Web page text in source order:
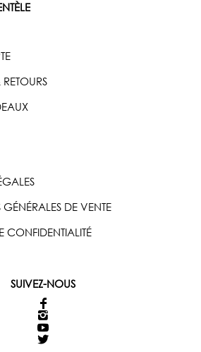
DE VENTE
CONFIDENTIALITÉ
SUIVEZ-NOUS